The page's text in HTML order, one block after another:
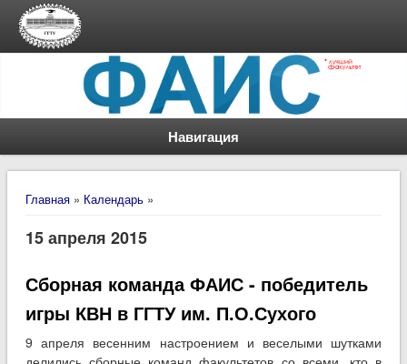
Навигация
Вы здесь
Главная» Календарь»
15 апреля 2015
Сборная команда ФАИС - победитель
игры КВН в ГГТУ им. П.О.Сухого
9 апреля весенним настроением и веселыми шутками